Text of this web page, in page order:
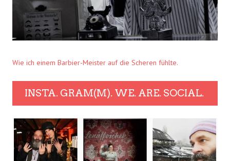
Wie ich einem Barbier-Meister auf die Scheren fühlte.
INSTA. GRAM(M). WE. ARE. SOCIAL.